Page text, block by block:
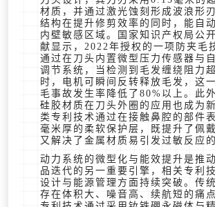
材质，并通过激光蚀刻形成波浪形
结构在提升修剪效率的同时，能自
内壁敏感区域。国家知识产权局公
献显示，2022年授权的一项防夹毛
通过在刀头内置微型压力传感器与
调节系统，当检测到毛发缠绕阻力
时，电机可瞬间反转释放毛发，这
毛事故发生率降低了80%以上。此
硅胶材质在刀头外圈的应用也成为
类专利技术通过在接触鼻腔的部件
毫米厚的柔软保护层，既提升了佩
又解决了金属材质易引发过敏反应
动力系统的微型化与能效提升是推
品迭代的另一重要引擎，相关专利
设计与能源管理方面持续突破。传
存在体积大、噪音高、续航短的痛